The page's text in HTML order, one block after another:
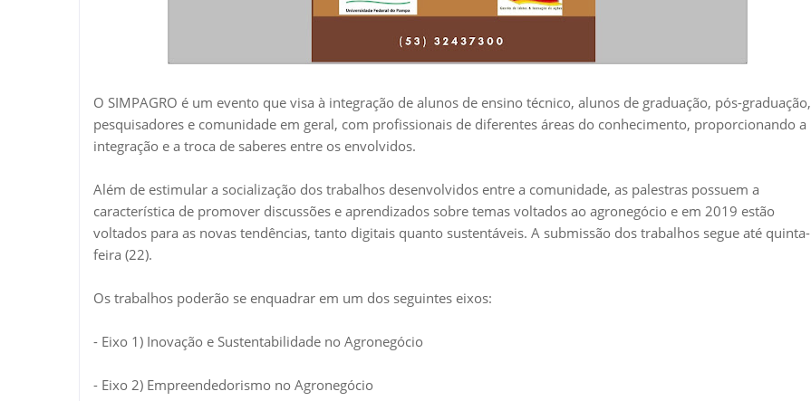
O SIMPAGRO é um evento que visa à integração de alunos de ensino técnico, alunos de graduação, pós-graduação,
pesquisadores e comunidade em geral, com profissionais de diferentes áreas do conhecimento, proporcionando a
integração e a troca de saberes entre os envolvidos.
Além de estimular a socialização dos trabalhos desenvolvidos entre a comunidade, as palestras possuem a
característica de promover discussões e aprendizados sobre temas voltados ao agronegócio e em 2019 estão
voltados para as novas tendências, tanto digitais quanto sustentáveis. A submissão dos trabalhos segue até quinta-
feira (22).
Os trabalhos poderão se enquadrar em um dos seguintes eixos:
- Eixo 1) Inovação e Sustentabilidade no Agronegócio
- Eixo 2) Empreendedorismo no Agronegócio